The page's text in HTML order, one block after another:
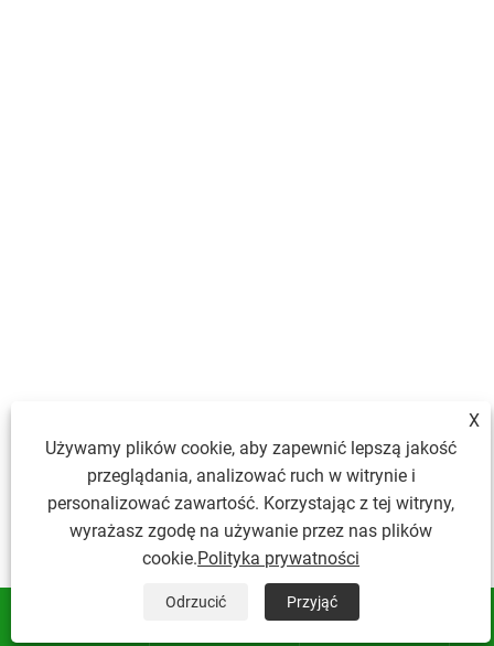

X
Używamy plików cookie, aby zapewnić lepszą jakość
przeglądania, analizować ruch w witrynie i
personalizować zawartość. Korzystając z tej witryny,
wyrażasz zgodę na używanie przez nas plików
cookie.Polityka prywatności
Odrzucić Przyjąć